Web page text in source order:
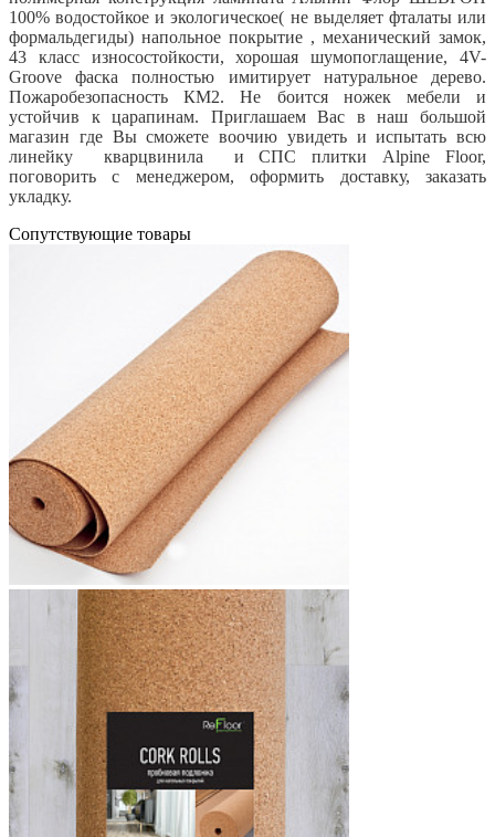
100% водостойкое и экологическое( не выделяет фталаты или
формальдегиды) напольное покрытие , механический замок,
43 класс износостойкости, хорошая шумопоглащение, 4V-
Groove фаска полностью имитирует натуральное дерево.
Пожаробезопасность КМ2. Не боится ножек мебели и
устойчив к царапинам. Приглашаем Вас в наш большой
магазин где Вы сможете воочию увидеть и испытать всю
линейку кварцвинила и СПС плитки Alpine Floor,
поговорить с менеджером, оформить доставку, заказать
укладку.
Cопутствующие товары